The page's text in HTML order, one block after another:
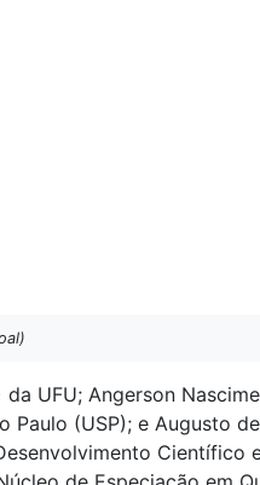
UFU; Angerson
Paulo (USP); e Augusto
Científico